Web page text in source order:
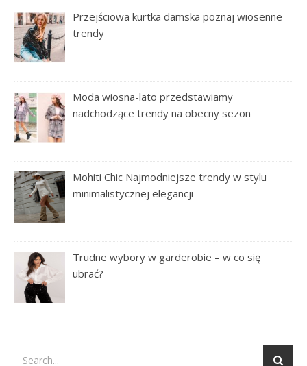
Przejściowa kurtka damska poznaj wiosenne
trendy
Moda wiosna-lato przedstawiamy
nadchodzące trendy na obecny sezon
Mohiti Chic Najmodniejsze trendy w stylu
minimalistycznej elegancji
Trudne wybory w garderobie – w co się
ubrać?